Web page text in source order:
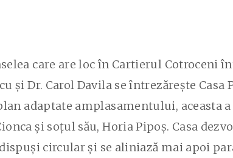
care are loc în Cartierul Cotroceni
și Dr. Carol Davila se întrezărește
adaptate amplasamentului, aceasta
și soțul său, Horia Pipoș. Casa
circular și se aliniază mai apoi